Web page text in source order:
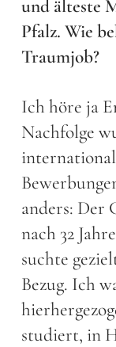
und älteste
Pfalz. Wie
Traumjob?
Ich höre ja
Nachfolge
international
anders: Der
nach 32
suchte
Bezug. Ich
studiert, in